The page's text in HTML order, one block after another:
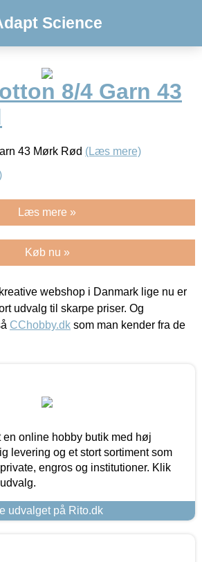
Science
8/4 Garn 43
43 Mørk Rød (Læs mere)
Læs mere »
Køb nu »
webshop i Danmark lige nu er
udvalg til skarpe priser. Og
CChobby.dk som man kender fra de
en online hobby butik med høj
levering og et stort sortiment som
engros og institutioner. Klik
udvalget på Rito.dk